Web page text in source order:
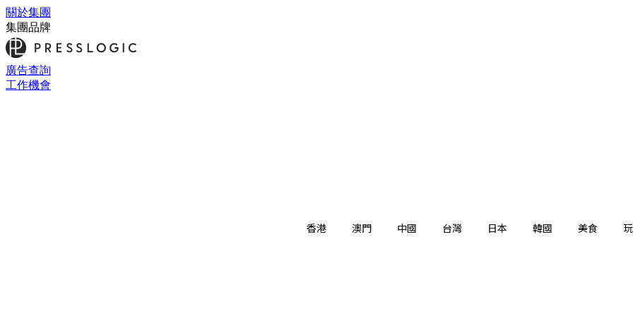
關於集團
集團品牌
廣告查詢
工作機會
香港 澳門 中國 台灣 日本 韓國 美食